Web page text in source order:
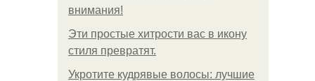
внимания!
Эти простые хитрости вас в икону
стиля превратят.
Укротите кудрявые волосы: лучшие